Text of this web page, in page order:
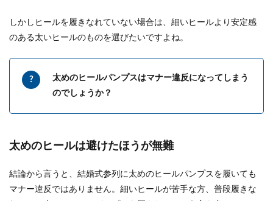
結婚指輪と婚約指輪は違うブランドだとダメなの
プロポーズで貰ったバラを保存する方
プロポーズの時に贈られて一番うれしい花といえ
むのも良...
しかしヒールを履きなれていない場合は、細いヒールより安定感
のある太いヒールのものを選びたいですよね。
太めのヒールパンプスはマナー違反になってしまう
のでしょうか？
太めのヒールは避けたほうが無難
結論から言うと、結婚式参列に太めのヒールパンプスを履いても
マナー違反ではありません。細いヒールが苦手な方、普段履きな